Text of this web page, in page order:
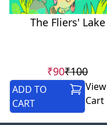
The Fliers' Lake
₹90₹100
ADD TO
CART
View
Cart